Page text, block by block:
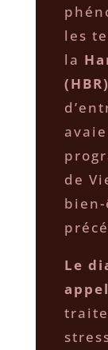
les
la
(HBR)
de
Le